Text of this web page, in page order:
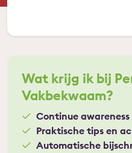
Wat krijg ik bij
Vakbekwaam?
Continue
Praktische tips en
Automatische